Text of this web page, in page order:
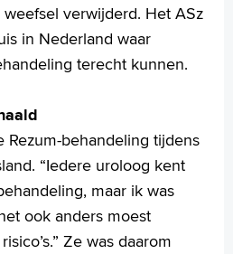
verwijderd. Het ASz
in Nederland waar
terecht kunnen.
Rezum-behandeling tijdens
“Iedere uroloog kent
maar ik was
ook anders moest
Ze was daarom